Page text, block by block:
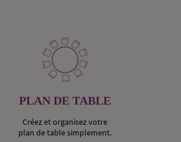
PLAN DE TABLE
Créez et organisez votre
plan de table simplement.